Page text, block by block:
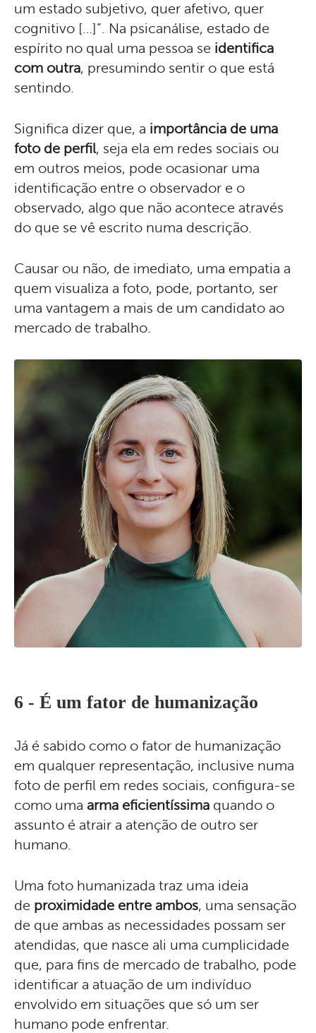
um estado subjetivo, quer afetivo, quer
cognitivo […]”. Na psicanálise, estado de
espírito no qual uma pessoa se identifica
com outra, presumindo sentir o que está
sentindo.
Significa dizer que, a importância de uma
foto de perfil, seja ela em redes sociais ou
em outros meios, pode ocasionar uma
identificação entre o observador e o
observado, algo que não acontece através
do que se vê escrito numa descrição.
Causar ou não, de imediato, uma empatia a
quem visualiza a foto, pode, portanto, ser
uma vantagem a mais de um candidato ao
mercado de trabalho.
6 - É um fator de humanização
Já é sabido como o fator de humanização
em qualquer representação, inclusive numa
foto de perfil em redes sociais, configura-se
como uma arma eficientíssima quando o
assunto é atrair a atenção de outro ser
humano.
Uma foto humanizada traz uma ideia
de proximidade entre ambos, uma sensação
de que ambas as necessidades possam ser
atendidas, que nasce ali uma cumplicidade
que, para fins de mercado de trabalho, pode
identificar a atuação de um indivíduo
envolvido em situações que só um ser
humano pode enfrentar.